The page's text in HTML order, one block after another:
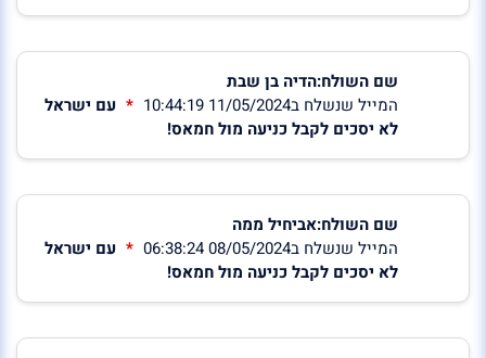
שם השולח:הדיה בן שבת
המייל שנשלח ב11/05/2024 10:44:19
עם ישראל
לא יסכים לקבל כניעה מול חמאס!
שם השולח:אביחיל ממה
המייל שנשלח ב08/05/2024 06:38:24
עם ישראל
לא יסכים לקבל כניעה מול חמאס!